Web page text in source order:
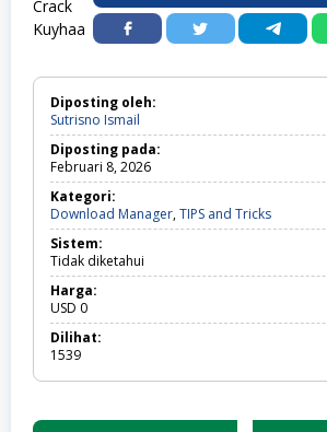
Diposting oleh:
Sutrisno Ismail
Diposting pada:
Februari 8, 2026
Kategori:
Download Manager,TIPS and TricksDownload
Manager,
Tricks
Sistem:
Tidak diketahui
Harga:
USD 0
Dilihat:
1539